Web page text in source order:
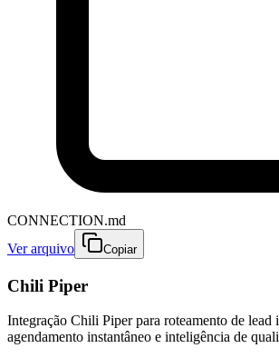
CONNECTION.md
Ver arquivo
Copiar
Chili Piper
Integração Chili Piper para roteamento de lead
agendamento instantâneo e inteligência de